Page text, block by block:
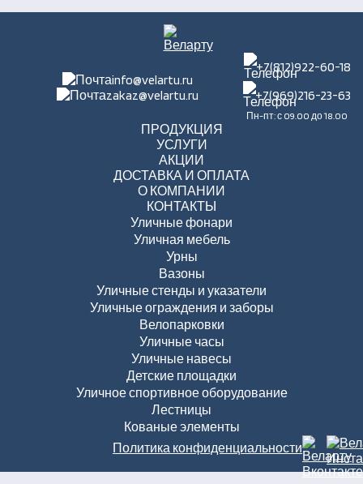
info@velartu.ru
zakaz@velartu.ru
+7(812)922-60-18
+7(969)216-23-63
Пн-пт: с 09.00 до 18.00
ПРОДУКЦИЯ
УСЛУГИ
АКЦИИ
ДОСТАВКА И ОПЛАТА
О КОМПАНИИ
КОНТАКТЫ
Уличные фонари
Уличная мебель
Урны
Вазоны
Уличные стенды и указатели
Уличные ограждения и заборы
Велопарковки
Уличные часы
Уличные навесы
Детские площадки
Уличное спортивное оборудование
Лестницы
Кованые элементы
Политика конфиденциальности